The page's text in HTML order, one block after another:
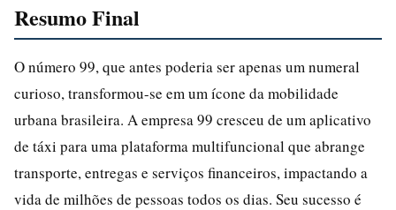
Resumo Final
O número 99, que antes poderia ser apenas um numeral
curioso, transformou-se em um ícone da mobilidade
urbana brasileira. A empresa 99 cresceu de um aplicativo
de táxi para uma plataforma multifuncional que abrange
transporte, entregas e serviços financeiros, impactando a
vida de milhões de pessoas todos os dias. Seu sucesso é